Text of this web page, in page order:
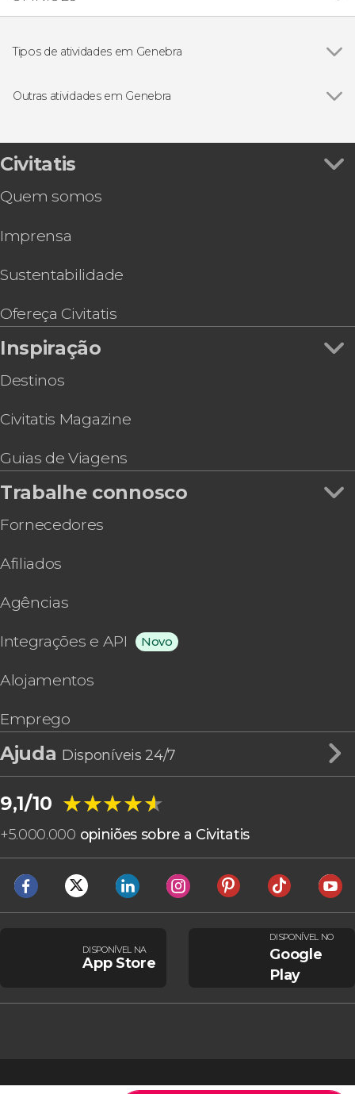
Tipos de atividades em Genebra
Visitas guiadas e free tours
Outras atividades em Genebra
Passeio de barco pelo lago Léman
Ônibus e trem turístico de Genebra
Excursão a uma estação de esqui em Chamonix
Civitatis
Quem somos
Imprensa
Sustentabilidade
Ofereça Civitatis
Inspiração
Destinos
Civitatis Magazine
Guias de Viagens
Trabalhe connosco
Fornecedores
Afiliados
Agências
Integrações e API Novo
Alojamentos
Emprego
Ajuda Disponíveis 24/7
9,1/10 ★★★★★
★★★★★
+5.000.000 opiniões sobre a Civitatis
DISPONÍVEL NA
App Store
DISPONÍVEL NO
Google
Play